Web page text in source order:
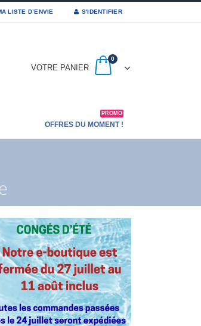
LISTE D’ENVIE S'IDENTIFIER
VOTRE PANIER
0
OFFRES DU MOMENT !
PROMO